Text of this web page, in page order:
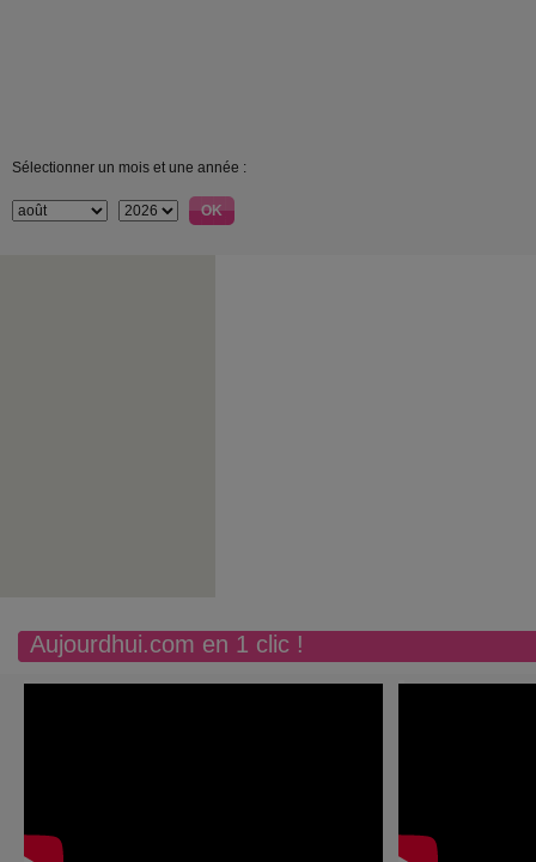
Sélectionner un mois et une année :
Aujourdhui.com en 1 clic !